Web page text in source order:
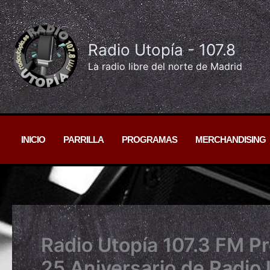
Ir
al
contenido
Radio Utopía - 107.8
La radio libre del norte de Madrid
INICIO PARRILLA PROGRAMAS MERCHANDISING
Radio Utopía 107.3 FM